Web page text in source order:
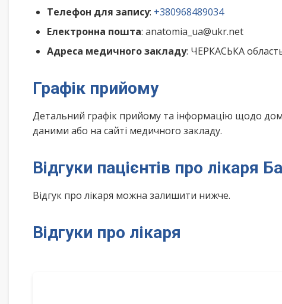
Телефон для запису: +380968489034
Електронна пошта: anatomia_ua@ukr.net
Адреса медичного закладу: ЧЕРКАСЬКА
Графік прийому
Детальний графік прийому та інформацію щодо
даними або на сайті медичного закладу.
Відгуки пацієнтів про лікаря
Відгук про лікаря можна залишити нижче.
Відгуки про лікаря